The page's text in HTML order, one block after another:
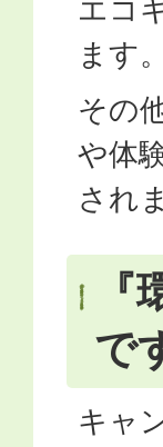
エコ
ます。
その
や体
され
で
キャ